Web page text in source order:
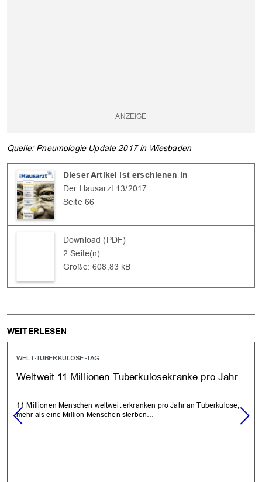
OK
Quelle: Pneumologie Update 2017 in Wiesbaden
Dieser Artikel ist erschienen in
Der Hausarzt 13/2017
Seite 66
Download (PDF)
2 Seite(n)
Größe: 608,83 kB
WEITERLESEN
WELT-TUBERKULOSE-TAG
Weltweit 11 Millionen Tuberkulosekranke pro Jahr
11 Millionen Menschen weltweit erkranken pro Jahr an Tuberkulose,
mehr als eine Million Menschen sterben…